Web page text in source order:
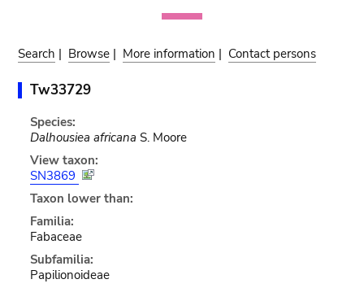
Search | Browse | More information | Contact persons
Tw33729
Species:
Dalhousiea africana S. Moore
View taxon:
SN3869
Taxon lower than:
Familia:
Fabaceae
Subfamilia:
Papilionoideae